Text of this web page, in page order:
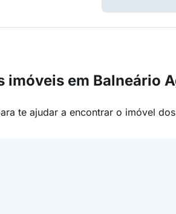
imóveis em Balneário
te ajudar a encontrar o imóvel